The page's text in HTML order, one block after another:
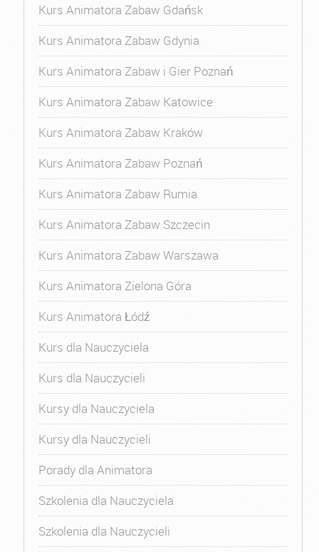
Kurs Animatora Zabaw Gdańsk
Kurs Animatora Zabaw Gdynia
Kurs Animatora Zabaw i Gier Poznań
Kurs Animatora Zabaw Katowice
Kurs Animatora Zabaw Kraków
Kurs Animatora Zabaw Poznań
Kurs Animatora Zabaw Rumia
Kurs Animatora Zabaw Szczecin
Kurs Animatora Zabaw Warszawa
Kurs Animatora Zielona Góra
Kurs Animatora Łódź
Kurs dla Nauczyciela
Kurs dla Nauczycieli
Kursy dla Nauczyciela
Kursy dla Nauczycieli
Porady dla Animatora
Szkolenia dla Nauczyciela
Szkolenia dla Nauczycieli